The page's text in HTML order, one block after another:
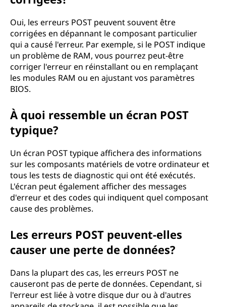
Oui, les erreurs POST peuvent souvent être
corrigées en dépannant le composant particulier
qui a causé l'erreur. Par exemple, si le POST indique
un problème de RAM, vous pourrez peut-être
corriger l'erreur en réinstallant ou en remplaçant
les modules RAM ou en ajustant vos paramètres
BIOS.
À quoi ressemble un écran POST
typique?
Un écran POST typique affichera des informations
sur les composants matériels de votre ordinateur et
tous les tests de diagnostic qui ont été exécutés.
L'écran peut également afficher des messages
d'erreur et des codes qui indiquent quel composant
cause des problèmes.
Les erreurs POST peuvent-elles
causer une perte de données?
Dans la plupart des cas, les erreurs POST ne
causeront pas de perte de données. Cependant, si
l'erreur est liée à votre disque dur ou à d'autres